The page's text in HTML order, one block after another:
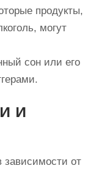
продукты,
могут
сон или его
и
зависимости от